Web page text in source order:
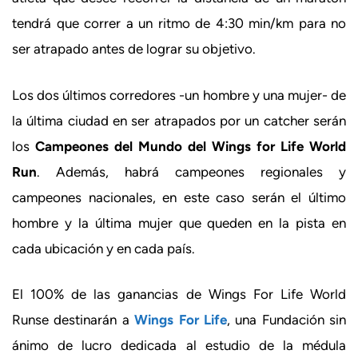
tendrá que correr a un ritmo de 4:30 min/km para no
ser atrapado antes de lograr su objetivo.
Los dos últimos corredores -un hombre y una mujer- de
la última ciudad en ser atrapados por un catcher serán
los Campeones del Mundo del Wings for Life World
Run. Además, habrá campeones regionales y
campeones nacionales, en este caso serán el último
hombre y la última mujer que queden en la pista en
cada ubicación y en cada país.
El 100% de las ganancias de Wings For Life World
Runse destinarán aWings For Life, una Fundación sin
ánimo de lucro dedicada al estudio de la médula